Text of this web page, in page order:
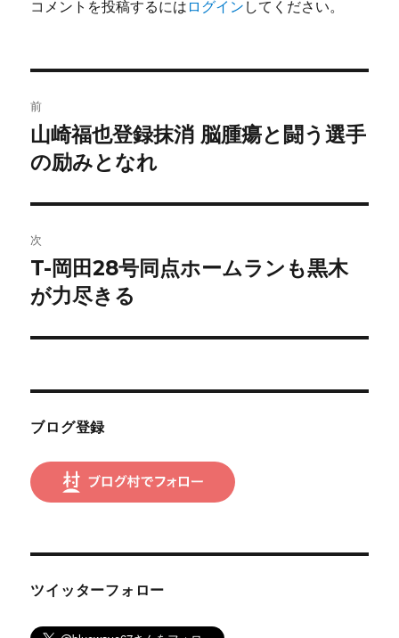
コメントを投稿するには ログイン してください。
稿
ナ
ビ
ゲ
ー
シ
ン
前
前
の
稿:
山崎福也登録抹消 脳腫瘍と闘う選手
の励みとなれ
次
次
の
稿:
T-岡田28号同点ホームランも黒木
が力尽きる
ブログ登録
ツイッターフォロー